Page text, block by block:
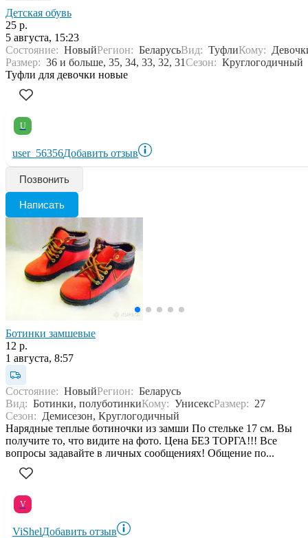
Детская обувь
25 р.
5 августа, 15:23
Состояние: НовыйРегион: БеларусьВид: ТуфлиКому:
Размер: 36 и больше, 35, 34, 33, 32, 31Сезон: Круглогодичный
Туфли для девочки новые
U
user_56356Добавить отзыв
Позвонить
Написать
Ботинки замшевые
12 р.
1 августа, 8:57
Состояние: НовыйРегион: Беларусь
Вид: Ботинки, полуботинкиКому: УнисексРазмер: 27
Сезон: Демисезон, Круглогодичный
Нарядные теплые ботиночки из замши По стельке 17 см. Вы
получите то, что видите на фото. Цена БЕЗ ТОРГА!!! Все
вопросы задавайте в личных сообщениях! Общение по...
V
ViShelДобавить отзыв